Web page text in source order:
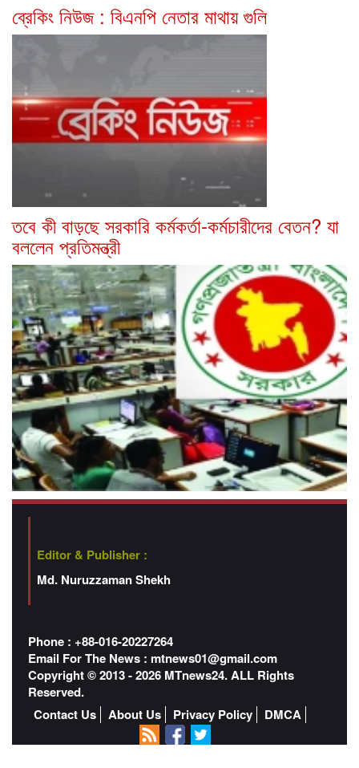
ব্রেকিং নিউজ : বিএনপি নেতার মাথায় গুলি
তবে কী বাড়ছে সরকারি কর্মকর্তা-কর্মচারীদের বেতন? যা
বললেন প্রতিমন্ত্রী
Editor & Publisher :
Md. Nuruzzaman Shekh
Phone : +88-016-20227264
Email For The News : mtnews01@gmail.com
Copyright © 2013 - 2026 MTnews24. ALL Rights
Reserved.
Contact Us
About Us Privacy Policy DMCA